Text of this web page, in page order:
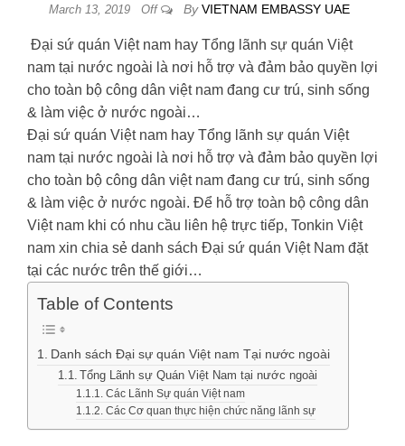
March 13, 2019 Off By VIETNAM EMBASSY UAE
Đại sứ quán Việt nam hay Tổng lãnh sự quán Việt
nam tại nước ngoài là nơi hỗ trợ và đảm bảo quyền lợi
cho toàn bộ công dân việt nam đang cư trú, sinh sống
& làm việc ở nước ngoài…
Đại sứ quán Việt nam hay Tổng lãnh sự quán Việt
nam tại nước ngoài là nơi hỗ trợ và đảm bảo quyền lợi
cho toàn bộ công dân việt nam đang cư trú, sinh sống
& làm việc ở nước ngoài. Để hỗ trợ toàn bộ công dân
Việt nam khi có nhu cầu liên hệ trực tiếp, Tonkin Việt
nam xin chia sẻ danh sách Đại sứ quán Việt Nam đặt
tại các nước trên thế giới…
Table of Contents
Danh sách Đại sự quán Việt nam Tại nước ngoài
Tổng Lãnh sự Quán Việt Nam tại nước ngoài
Các Lãnh Sự quán Việt nam
Các Cơ quan thực hiện chức năng lãnh sự